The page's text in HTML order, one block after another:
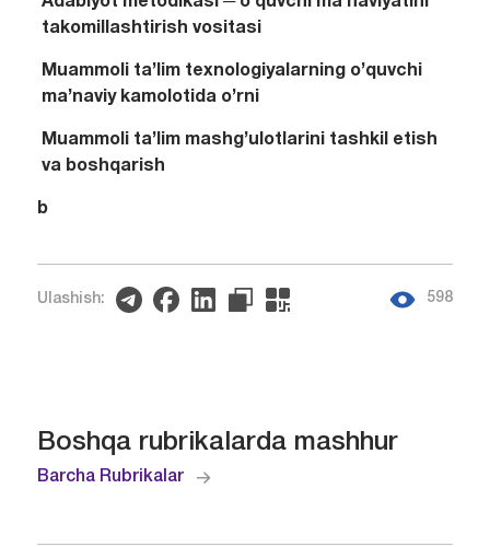
takomillashtirish vositasi
Muammoli ta’lim texnologiyalarning o’quvchi
ma’naviy kamolotida o’rni
Muammoli ta’lim mashg’ulotlarini tashkil etish
va boshqarish
b
Ulashish: 598
Boshqa rubrikalarda mashhur
Barcha Rubrikalar